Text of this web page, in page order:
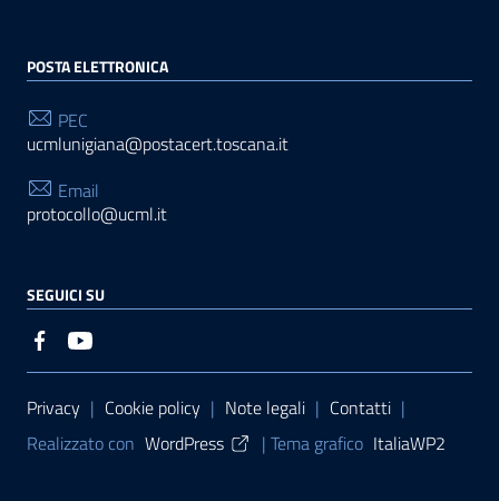
POSTA ELETTRONICA
PEC
ucmlunigiana@postacert.toscana.it
Email
protocollo@ucml.it
SEGUICI SU
Sezione Link Utili
Privacy | Cookie policy | Note legali | Contatti |
Realizzato con WordPress | Tema grafico ItaliaWP2